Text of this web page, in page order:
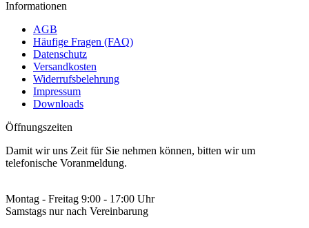
Informationen
AGB
Häufige Fragen (FAQ)
Datenschutz
Versandkosten
Widerrufsbelehrung
Impressum
Downloads
Öffnungszeiten
Damit wir uns Zeit für Sie nehmen können, bitten wir um
telefonische Voranmeldung.
Montag - Freitag 9:00 - 17:00 Uhr
Samstags nur nach Vereinbarung